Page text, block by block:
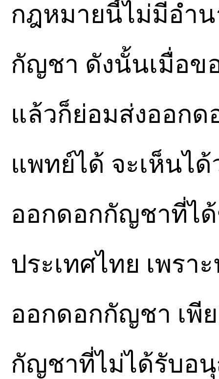
กฎหมายนี้ไม่มีอำ
กัญชา ดังนั้นเมื่อ
แล้วก็ย่อมส่งออกด
แพทย์ได้ จะเห็นไ
ออกดอกกัญชาที่ไ
ประเทศไทย เพรา
ออกดอกกัญชา เพี
กัญชาที่ไม่ได้รับอ